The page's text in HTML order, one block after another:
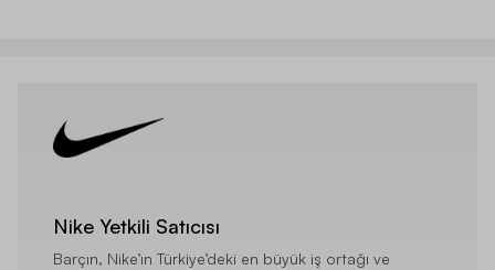
Nike Yetkili Satıcısı
Barçın, Nike’ın Türkiye’deki en büyük iş ortağı ve